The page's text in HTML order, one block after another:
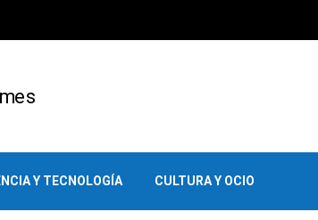
Y TECNOLOGÍA CULTURA Y OCIO